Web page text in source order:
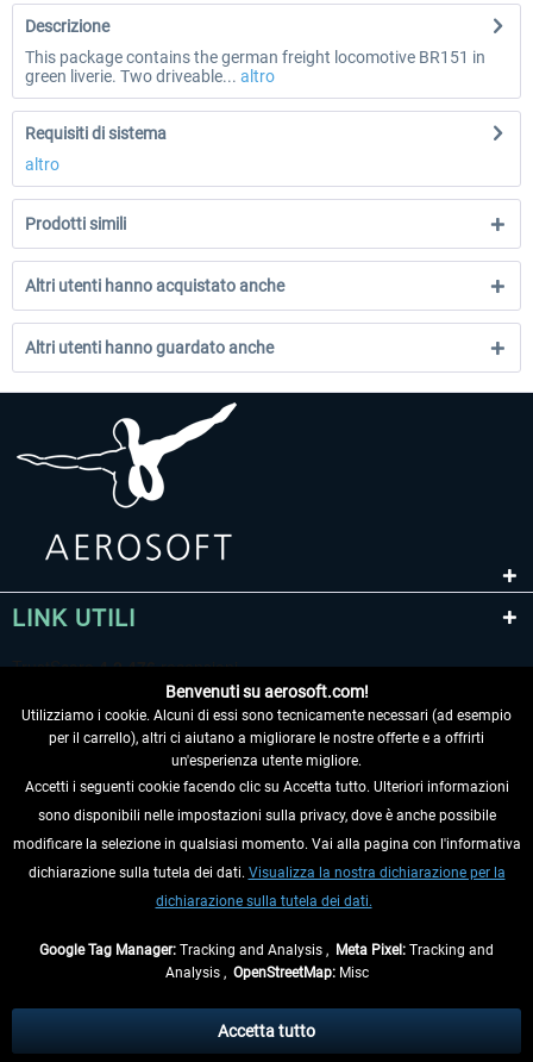
Descrizione
This package contains the german freight locomotive BR151 in
green liverie. Two driveable... altro
Requisiti di sistema
altro
Prodotti simili
Altri utenti hanno acquistato anche
Altri utenti hanno guardato anche
LINK UTILI
RECEDERE DAL CONTRATTO
INFORMAZIONI
eventualmente le spese di spedizione, se non diversamente descritto.
** Riguarda le spedizioni al di fuori della Germania, i tempi di consegna per le
Benvenuti su aerosoft.com!
Utilizziamo i cookie. Alcuni di essi sono tecnicamente necessari (ad esempio
per il carrello), altri ci aiutano a migliorare le nostre offerte e a offrirti
un'esperienza utente migliore.
Accetti i seguenti cookie facendo clic su Accetta tutto. Ulteriori informazioni
sono disponibili nelle impostazioni sulla privacy, dove è anche possibile
modificare la selezione in qualsiasi momento. Vai alla pagina con l'informativa
dichiarazione sulla tutela dei dati. Visualizza la nostra dichiarazione per la
dichiarazione sulla tutela dei dati.
Google Tag Manager: Tracking and Analysis , Meta Pixel: Tracking and
Analysis , OpenStreetMap:Misc
Accetta tutto